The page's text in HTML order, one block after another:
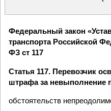
Федеральный закон
транспорта Российской
ФЗ ст 117
Статья 117. Перевозчик
штрафа за невыполнение
обстоятельств